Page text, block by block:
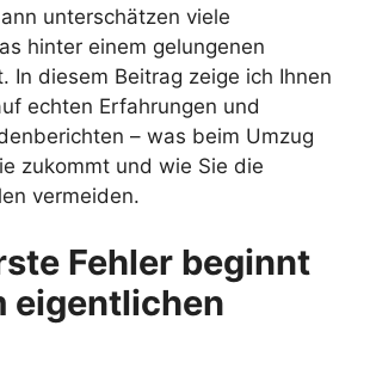
unterschätzen viele
hinter einem gelungenen
In diesem Beitrag zeige ich Ihnen
echten Erfahrungen und
– was beim Umzug
zukommt und wie Sie die
vermeiden.
Fehler beginnt
eigentlichen